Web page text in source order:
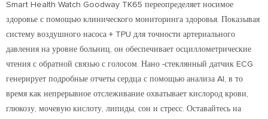
Smart Health Watch Goodway TK65 переопределяет носимое
здоровье с помощью клинического мониторинга здоровья. Показывая
систему воздушного насоса + TPU для точности артериального
давления на уровне больниц, он обеспечивает осциллометрические
чтения с обратной связью с голосом. Нано -стеклянный датчик ECG
генерирует подробные отчеты сердца с помощью анализа AI, в то
время как непрерывное отслеживание охватывает кислород крови,
глюкозу, мочевую кислоту, липиды, сон и стресс. Оставайтесь на